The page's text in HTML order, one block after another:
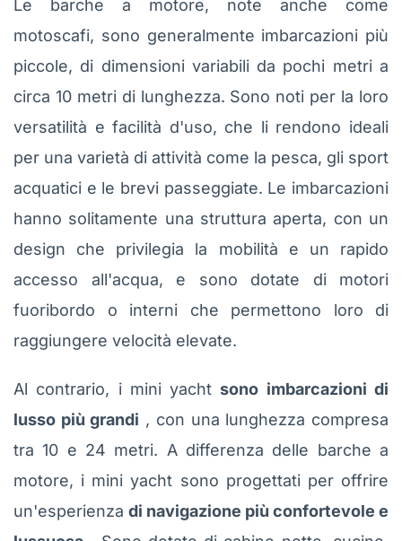
Le barche a motore, note anche come
motoscafi, sono generalmente imbarcazioni più
piccole, di dimensioni variabili da pochi metri a
circa 10 metri di lunghezza. Sono noti per la loro
versatilità e facilità d'uso, che li rendono ideali
per una varietà di attività come la pesca, gli sport
acquatici e le brevi passeggiate. Le imbarcazioni
hanno solitamente una struttura aperta, con un
design che privilegia la mobilità e un rapido
accesso all'acqua, e sono dotate di motori
fuoribordo o interni che permettono loro di
raggiungere velocità elevate.
Al contrario, i mini yachtsono imbarcazioni di
lusso più grandi , con una lunghezza compresa
tra 10 e 24 metri. A differenza delle barche a
motore, i mini yacht sono progettati per offrire
un'esperienza di navigazione più confortevole e